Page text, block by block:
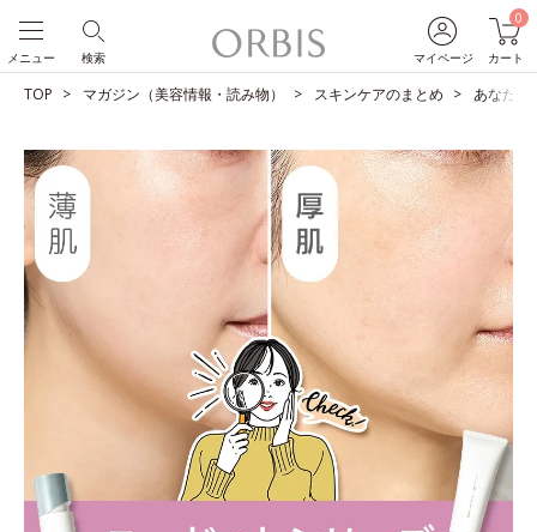
マイページ
0
カート
検索
メニュー
TOP マガジン（美容情報・読み物） スキンケアのまとめ あなたは